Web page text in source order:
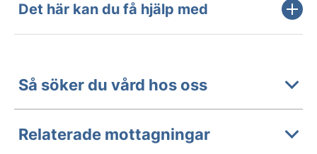
Det här kan du få hjälp med
Så söker du vård hos oss
Relaterade mottagningar